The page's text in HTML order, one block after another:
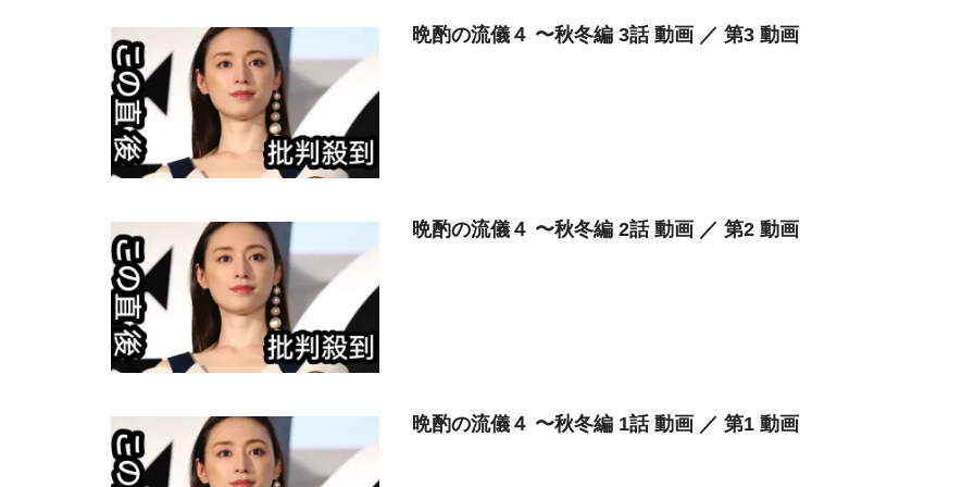
晩酌の流儀４ 〜秋冬編 3話 動画 ／ 第3 動画
晩酌の流儀４ 〜秋冬編 2話 動画 ／ 第2 動画
晩酌の流儀４ 〜秋冬編 1話 動画 ／ 第1 動画